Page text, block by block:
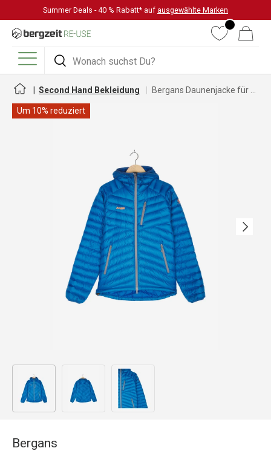
DIREKT ZUM INHALT
Summer Deals - 40 % Rabatt* auf ausgewählte Marken
Suchen
Suchen
WunschlisteWarenkorb
Menü
Second Hand Bekleidung
Um 10% reduziert
Nächste
Bild 1 in Galerieansicht laden
Bergans